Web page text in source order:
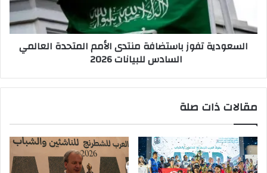
العالمي
السادس
للبيانات
2026
السعودية تفوز باستضافة منتدى الأمم المتحدة العالمي
السادس للبيانات 2026
مقالات ذات صلة